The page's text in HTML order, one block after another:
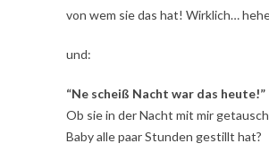
von wem sie das hat! Wirklich…
und:
“Ne scheiß Nacht war das heute!”
Ob sie in der Nacht mit mir
Baby alle paar Stunden gestillt hat?